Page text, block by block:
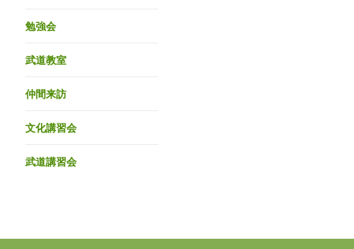
勉強会
武道教室
仲間来訪
文化講習会
武道講習会